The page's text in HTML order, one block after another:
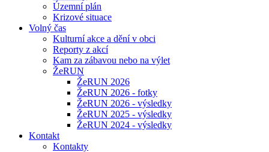
Územní plán
Krizové situace
Volný čas
Kulturní akce a dění v obci
Reporty z akcí
Kam za zábavou nebo na výlet
ŽeRUN
ŽeRUN 2026
ŽeRUN 2026 - fotky
ŽeRUN 2026 - výsledky
ŽeRUN 2025 - výsledky
ŽeRUN 2024 - výsledky
Kontakt
Kontakty